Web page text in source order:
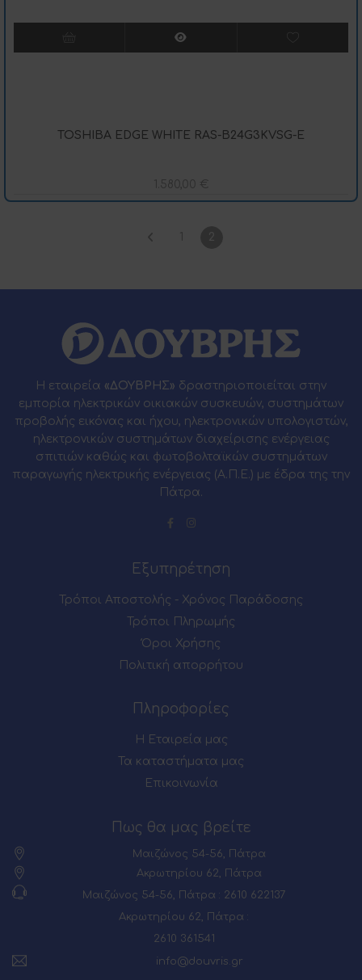
TOSHIBA EDGE WHITE RAS-B24G3KVSG-E
1.580,00 €
Η εταιρεία «ΔΟΥΒΡΗΣ» δραστηριοποιείται στην
εμπορία ηλεκτρικών οικιακών συσκευών, συστημάτων
προβολής εικόνας και ήχου, ηλεκτρονικών υπολογιστών,
ηλεκτρονικών συστημάτων διαχείρισης ενέργειας
σπιτιών καθώς και φωτοβολταϊκών συστημάτων
παραγωγής ηλεκτρικής ενέργειας (Α.Π.Ε.) με έδρα της την
Πάτρα.
Εξυπηρέτηση
Τρόποι Αποστολής - Χρόνος Παράδοσης
Τρόποι Πληρωμής
Όροι Χρήσης
Πολιτική απορρήτου
Πληροφορίες
Η Εταιρεία μας
Τα καταστήματα μας
Επικοινωνία
Πως θα μας βρείτε
Μαιζώνος 54-56, Πάτρα
Ακρωτηρίου 62, Πάτρα
Μαιζώνος 54-56, Πάτρα : 2610 622137
Ακρωτηρίου 62, Πάτρα :
2610 361541
info@douvris.gr